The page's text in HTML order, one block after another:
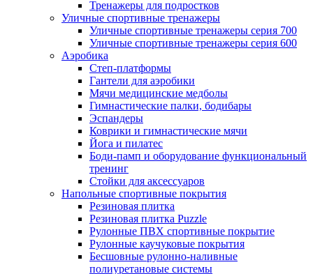
Тренажеры для подростков
Уличные спортивные тренажеры
Уличные спортивные тренажеры серия 700
Уличные спортивные тренажеры серия 600
Аэробика
Степ-платформы
Гантели для аэробики
Мячи медицинские медболы
Гимнастические палки, бодибары
Эспандеры
Коврики и гимнастические мячи
Йога и пилатес
Боди-памп и оборудование функциональный
тренинг
Стойки для аксессуаров
Напольные спортивные покрытия
Резиновая плитка
Резиновая плитка Puzzle
Рулонные ПВХ спортивные покрытие
Рулонные каучуковые покрытия
Бесшовные рулонно-наливные
полиуретановые системы